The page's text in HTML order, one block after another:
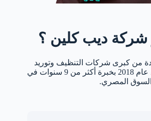
شركة ديب كلين ؟
من كبرى شركات التنظيف وتوريد
الخادمات في مصر منذ عام 2018 بخبرة أكثر من 9 سنوات في
السوق المصري.